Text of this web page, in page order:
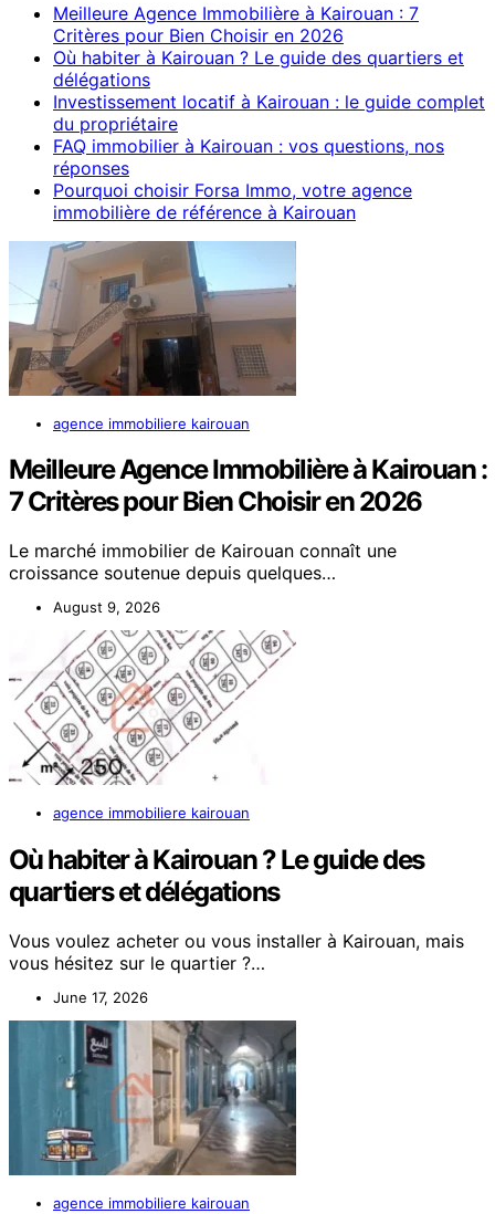
Meilleure Agence Immobilière à Kairouan : 7
Critères pour Bien Choisir en 2026
Où habiter à Kairouan ? Le guide des quartiers et
délégations
Investissement locatif à Kairouan : le guide complet
du propriétaire
FAQ immobilier à Kairouan : vos questions, nos
réponses
Pourquoi choisir Forsa Immo, votre agence
immobilière de référence à Kairouan
agence immobiliere kairouan
Meilleure Agence Immobilière à Kairouan :
7 Critères pour Bien Choisir en 2026
Le marché immobilier de Kairouan connaît une
croissance soutenue depuis quelques…
August 9, 2026
agence immobiliere kairouan
Où habiter à Kairouan ? Le guide des
quartiers et délégations
Vous voulez acheter ou vous installer à Kairouan, mais
vous hésitez sur le quartier ?…
June 17, 2026
agence immobiliere kairouan